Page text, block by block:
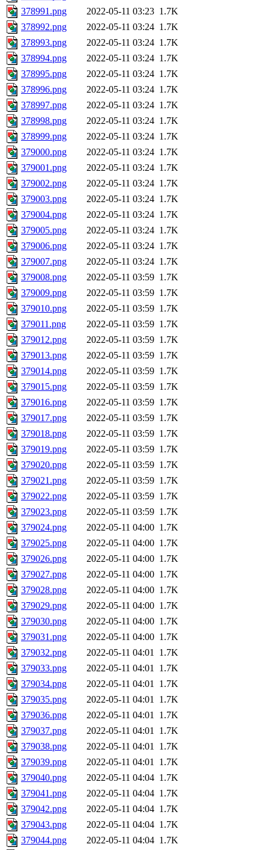
378991.png
2022-05-11 03:23 1.7K
378992.png
2022-05-11 03:24 1.7K
378993.png
2022-05-11 03:24 1.7K
378994.png
2022-05-11 03:24 1.7K
378995.png
2022-05-11 03:24 1.7K
378996.png
2022-05-11 03:24 1.7K
378997.png
2022-05-11 03:24 1.7K
378998.png
2022-05-11 03:24 1.7K
378999.png
2022-05-11 03:24 1.7K
379000.png
2022-05-11 03:24 1.7K
379001.png
2022-05-11 03:24 1.7K
379002.png
2022-05-11 03:24 1.7K
379003.png
2022-05-11 03:24 1.7K
379004.png
2022-05-11 03:24 1.7K
379005.png
2022-05-11 03:24 1.7K
379006.png
2022-05-11 03:24 1.7K
379007.png
2022-05-11 03:24 1.7K
379008.png
2022-05-11 03:59 1.7K
379009.png
2022-05-11 03:59 1.7K
379010.png
2022-05-11 03:59 1.7K
379011.png
2022-05-11 03:59 1.7K
379012.png
2022-05-11 03:59 1.7K
379013.png
2022-05-11 03:59 1.7K
379014.png
2022-05-11 03:59 1.7K
379015.png
2022-05-11 03:59 1.7K
379016.png
2022-05-11 03:59 1.7K
379017.png
2022-05-11 03:59 1.7K
379018.png
2022-05-11 03:59 1.7K
379019.png
2022-05-11 03:59 1.7K
379020.png
2022-05-11 03:59 1.7K
379021.png
2022-05-11 03:59 1.7K
379022.png
2022-05-11 03:59 1.7K
379023.png
2022-05-11 03:59 1.7K
379024.png
2022-05-11 04:00 1.7K
379025.png
2022-05-11 04:00 1.7K
379026.png
2022-05-11 04:00 1.7K
379027.png
2022-05-11 04:00 1.7K
379028.png
2022-05-11 04:00 1.7K
379029.png
2022-05-11 04:00 1.7K
379030.png
2022-05-11 04:00 1.7K
379031.png
2022-05-11 04:00 1.7K
379032.png
2022-05-11 04:01 1.7K
379033.png
2022-05-11 04:01 1.7K
379034.png
2022-05-11 04:01 1.7K
379035.png
2022-05-11 04:01 1.7K
379036.png
2022-05-11 04:01 1.7K
379037.png
2022-05-11 04:01 1.7K
379038.png
2022-05-11 04:01 1.7K
379039.png
2022-05-11 04:01 1.7K
379040.png
2022-05-11 04:04 1.7K
379041.png
2022-05-11 04:04 1.7K
379042.png
2022-05-11 04:04 1.7K
379043.png
2022-05-11 04:04 1.7K
379044.png
2022-05-11 04:04 1.7K